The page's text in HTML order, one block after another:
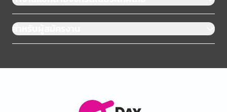
สำหรับผู้สมัครงาน